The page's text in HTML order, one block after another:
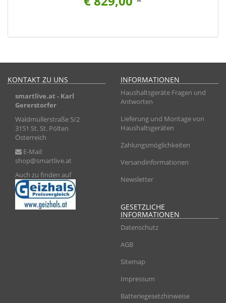
KONTAKT ZU UNS
smartlive.at - Karl
Gererstorfer
Waldmüllerstraße 5/2
3151 St. St. Pölten
Österreich
E-Mail:
shop@smartlive.at
Auch zu finden auf
INFORMATIONEN
Haushaltsgeräte Fragen und
Antworten
Lieferung und Montage von
Haushaltsgeräten
Zahlungsmöglichkeiten
Versandinformationen
Newsletter
GESETZLICHE
INFORMATIONEN
Datenschutz
AGB
Sitemap
Impressum
Batteriegesetzhinweise